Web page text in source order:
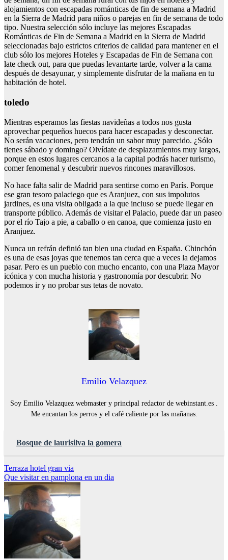
alojamientos con escapadas románticas de fin de semana a Madrid
en la Sierra de Madrid para niños o parejas en fin de semana de todo
tipo. Nuestra selección sólo incluye las mejores Escapadas
Románticas de Fin de Semana a Madrid en la Sierra de Madrid
seleccionadas bajo estrictos criterios de calidad para mantener en el
club sólo los mejores Hoteles y Escapadas de Fin de Semana con
late check out, para que puedas levantarte tarde, volver a la cama
después de desayunar, y simplemente disfrutar de la mañana en tu
habitación de hotel.
toledo
Mientras esperamos las fiestas navideñas a todos nos gusta
aprovechar pequeños huecos para hacer escapadas y desconectar.
No serán vacaciones, pero tendrán un sabor muy parecido. ¿Sólo
tienes sábado y domingo? Olvídate de desplazamientos muy largos,
porque en estos lugares cercanos a la capital podrás hacer turismo,
comer fenomenal y descubrir nuevos rincones maravillosos.
No hace falta salir de Madrid para sentirse como en París. Porque
ese gran tesoro palaciego que es Aranjuez, con sus impolutos
jardines, es una visita obligada a la que incluso se puede llegar en
transporte público. Además de visitar el Palacio, puede dar un paseo
por el río Tajo a pie, a caballo o en canoa, que comienza justo en
Aranjuez.
Nunca un refrán definió tan bien una ciudad en España. Chinchón
es una de esas joyas que tenemos tan cerca que a veces la dejamos
pasar. Pero es un pueblo con mucho encanto, con una Plaza Mayor
icónica y con mucha historia y gastronomía por descubrir. No
podemos ir y no probar sus tetas de novato.
Emilio Velazquez
Soy Emilio Velazquez webmaster y principal redactor de webinstant.es .
Me encantan los perros y el café caliente por las mañanas.
Bosque de laurisilva la gomera
Navegación
de
entradas
Terraza hotel gran via
Que visitar en pamplona en un dia